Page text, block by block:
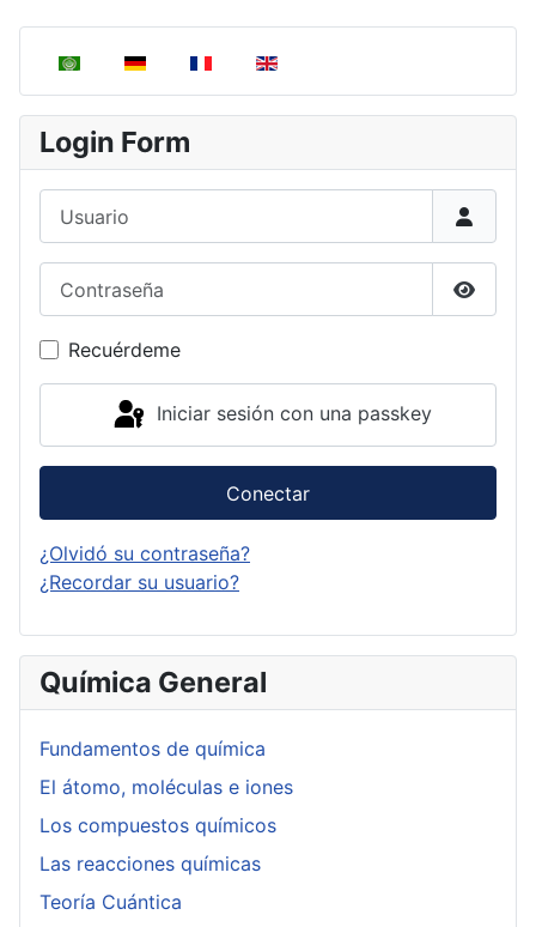
Seleccione su idioma
Login Form
Recuérdeme
Iniciar sesión con una passkey
Conectar
¿Olvidó su contraseña?
¿Recordar su usuario?
Química General
Fundamentos de química
El átomo, moléculas e iones
Los compuestos químicos
Las reacciones químicas
Teoría Cuántica